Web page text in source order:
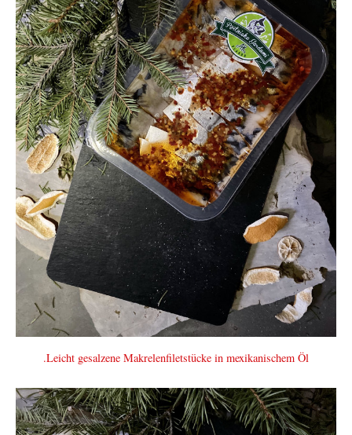
.Leicht gesalzene Makrelenfiletstücke in mexikanischem Öl